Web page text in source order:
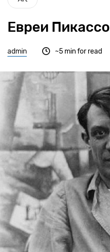
Евреи Пикассо
admin ~5 min for read